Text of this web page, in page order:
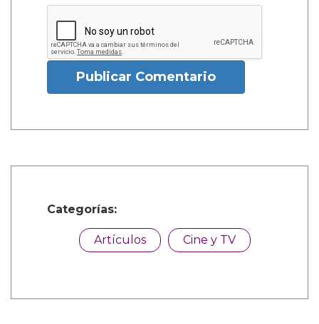
Publicar Comentario
Categorías:
Artículos Cine y TV